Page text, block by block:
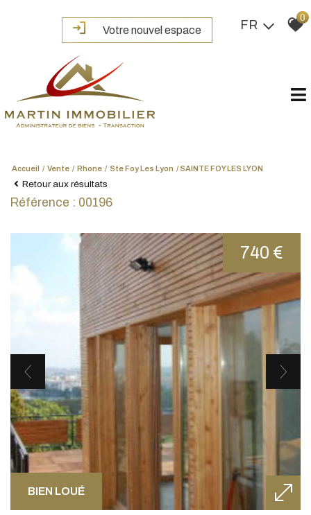
Votre nouvel espace FR
0
Accueil Vente Rhone Ste Foy Les Lyon SAINTE FOY LES LYON
Retour aux résultats
Référence : 00196
BIEN LOUÉ
740 €